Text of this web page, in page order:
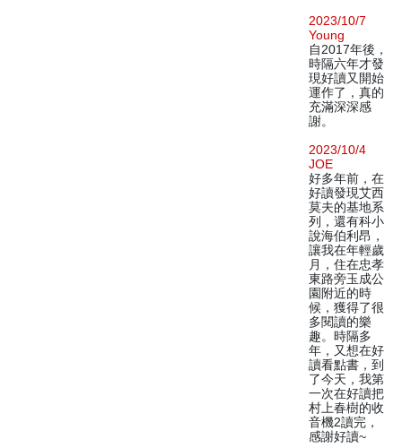
2023/10/7
Young
自2017年後，
時隔六年才發
現好讀又開始
運作了，真的
充滿深深感
謝。
2023/10/4
JOE
好多年前，在
好讀發現艾西
莫夫的基地系
列，還有科小
說海伯利昂，
讓我在年輕歲
月，住在忠孝
東路旁玉成公
園附近的時
候，獲得了很
多閱讀的樂
趣。時隔多
年，又想在好
讀看點書，到
了今天，我第
一次在好讀把
村上春樹的收
音機2讀完，
感謝好讀~